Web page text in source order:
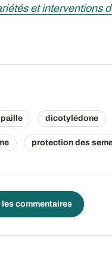
et interventions
paille dicotylédone
protection des
les commentaires